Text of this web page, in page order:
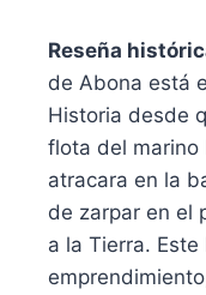
Reseña
de Abona está
Historia desde
flota del marino
atracara en la
de zarpar en el
a la Tierra.